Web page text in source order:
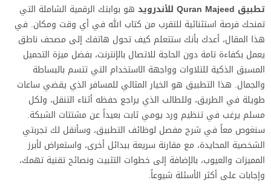
تطبيق Quran Majeed للأندرويد
هو بوابتك الرقمية الشاملة التي
تمنحك فرصة استثنائية للتقرب من كتاب الله في أي وقت ومكان. في
هذا المقال، أعدك بأنك ستتعلم كيف تحول هاتفك إلى مصحف ناطق
يعمل بكفاءة تامة دون الحاجة للاتصال بالإنترنت، بفضل ميزة التحميل
المسبق الذكية للتلاوات وواجهة الاستخدام التي تتسم بالبساطة
والجمال. هذا التطبيق هو الخيار المثالي للمسافر الذي يقضي ساعات
طويلة في الطريق، وللطالب الذي يراجع حفظه أثناء التنقل، ولكل
مسلم يرغب في تنظيم ورد يومي ثابت بعيداً عن مشتتات الشبكة.
سنغوص معاً في شرح مفصل لوظائف التطبيق، وسأنقل لك تجربتي
الشخصية المحايدة، مع مقارنة سريعة ببدائل أخرى، واستعراض لأبرز
المميزات والعيوب، بالإضافة إلى خطوات التثبيت ونصائح تقنية تهمك،
وإجابات على أكثر الأسئلة شيوعاً.